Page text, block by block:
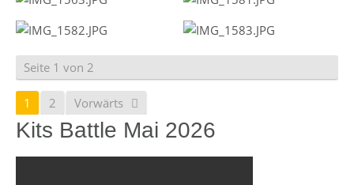
Seite 1 von 2
1 2 Vorwärts
Kits Battle Mai 2026